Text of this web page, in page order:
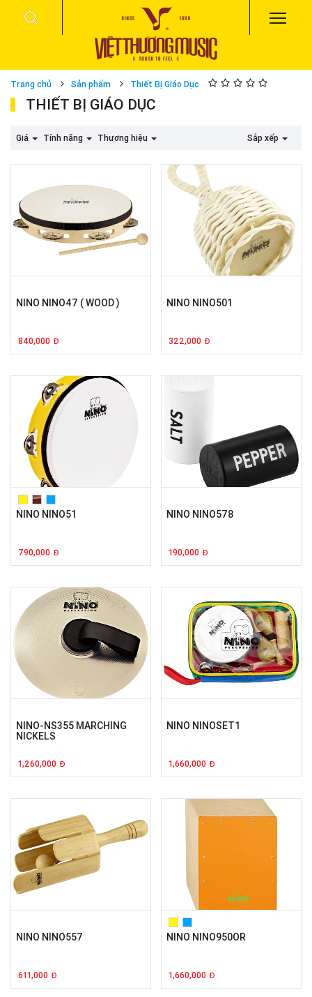
Trang chủ Sản phẩm Thiết Bị Giáo Dục
THIẾT BỊ GIÁO DỤC
Giá Tính năng Thương hiệu Sắp xếp
NINO NINO47 ( WOOD )
840,000 Đ
NINO NINO501
322,000 Đ
NINO NINO51
790,000 Đ
NINO NINO578
190,000 Đ
NINO-NS355 MARCHING
NICKELS
1,260,000 Đ
NINO NINOSET1
1,660,000 Đ
NINO NINO557
611,000 Đ
NINO NINO950OR
1,660,000 Đ